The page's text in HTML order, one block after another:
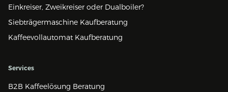
Einkreiser, Zweikreiser oder Dualboiler?
Siebträgermaschine Kaufberatung
Kaffeevollautomat Kaufberatung
Services
B2B Kaffeelösung Beratung